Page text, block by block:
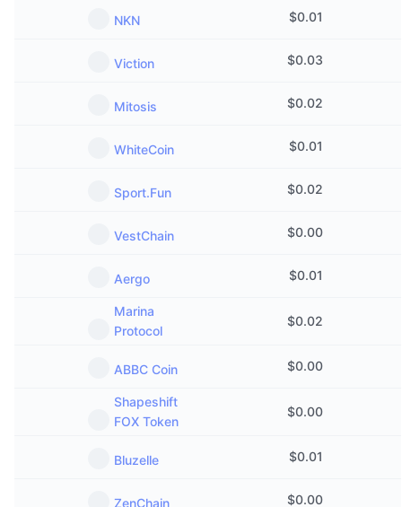
NKN $0.01
Viction $0.03
Mitosis $0.02
WhiteCoin $0.01
Sport.Fun $0.02
VestChain $0.00
Aergo $0.01
Marina
Protocol
$0.02
ABBC Coin $0.00
Shapeshift
FOX Token
$0.00
Bluzelle $0.01
ZenChain $0.00